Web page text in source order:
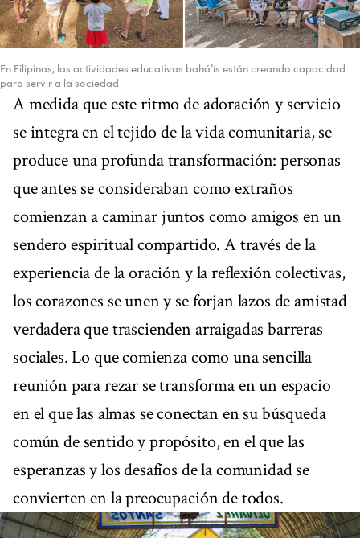
En Filipinas, las actividades educativas bahá’ís están creando capacidad
para servir a la sociedad
A medida que este ritmo de adoración y servicio
se integra en el tejido de la vida comunitaria, se
produce una profunda transformación: personas
que antes se consideraban como extraños
comienzan a caminar juntos como amigos en un
sendero espiritual compartido. A través de la
experiencia de la oración y la reflexión colectivas,
los corazones se unen y se forjan lazos de amistad
verdadera que trascienden arraigadas barreras
sociales. Lo que comienza como una sencilla
reunión para rezar se transforma en un espacio
en el que las almas se conectan en su búsqueda
común de sentido y propósito, en el que las
esperanzas y los desafíos de la comunidad se
convierten en la preocupación de todos.